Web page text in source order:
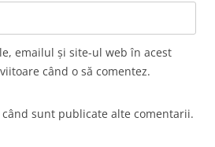
emailul și site-ul web în acest
când o să comentez.
sunt publicate alte comentarii.